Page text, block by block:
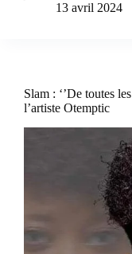
13 avril 2024
Slam : ‘’De toutes
l’artiste Otemptic